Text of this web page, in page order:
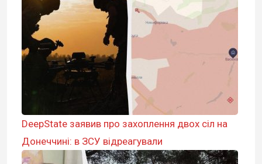
DeepState заявив про захоплення двох сіл на
Донеччині: в ЗСУ відреагували